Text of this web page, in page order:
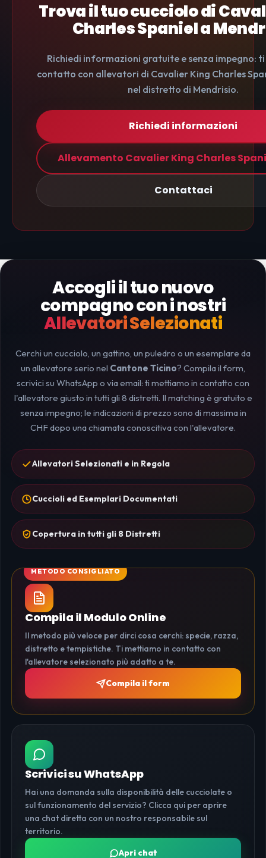
Trova il tuo cucciolo di
Charles Spaniel a
Richiedi informazioni gratuite e senza impegno:
contatto con allevatori di Cavalier King Charles
nel distretto di Mendrisio.
Richiedi informazioni
Allevamento Cavalier King Charles
Contattaci
Accogli il tuo nuovo
compagno con i nostri
Allevatori Selezionati
Cerchi un cucciolo, un gattino, un puledro o un esemplare da
un allevatore serio nel Cantone Ticino? Compila il form,
scrivici su WhatsApp o via email: ti mettiamo in contatto con
l'allevatore giusto in tutti gli 8 distretti. Il matching è gratuito e
senza impegno; le indicazioni di prezzo sono di massima in
CHF dopo una chiamata conoscitiva con l'allevatore.
Allevatori Selezionati e in Regola
Cuccioli ed Esemplari Documentati
Copertura in tutti gli 8 Distretti
Compila il Modulo Online
Il metodo più veloce per dirci cosa cerchi: specie, razza,
distretto e tempistiche. Ti mettiamo in contatto con
l'allevatore selezionato più adatto a te.
Compila il form
Scrivici su WhatsApp
Hai una domanda sulla disponibilità delle cucciolate o
sul funzionamento del servizio? Clicca qui per aprire
una chat diretta con un nostro responsabile sul
territorio.
Apri chat